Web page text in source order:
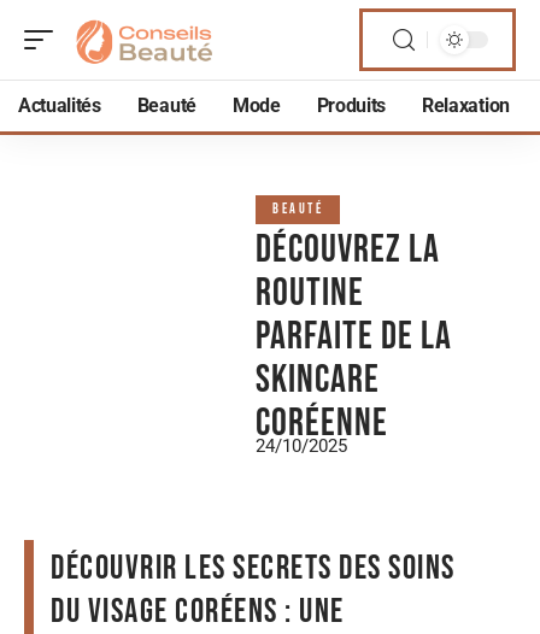
Actualités Beauté Mode Produits Relaxation
BEAUTÉ
Découvrez la
routine
parfaite de la
skincare
coréenne
24/10/2025
Découvrir les secrets des soins
du visage coréens : une